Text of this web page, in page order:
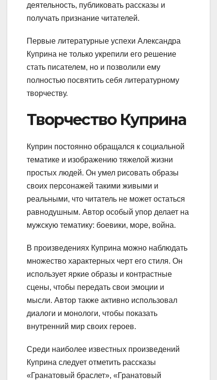
деятельность, публиковать рассказы и
получать признание читателей.
Первые литературные успехи Александра
Куприна не только укрепили его решение
стать писателем, но и позволили ему
полностью посвятить себя литературному
творчеству.
Творчество Куприна
Куприн постоянно обращался к социальной
тематике и изображению тяжелой жизни
простых людей. Он умел рисовать образы
своих персонажей такими живыми и
реальными, что читатель не может остаться
равнодушным. Автор особый упор делает на
мужскую тематику: боевики, море, война.
В произведениях Куприна можно наблюдать
множество характерных черт его стиля. Он
использует яркие образы и контрастные
сцены, чтобы передать свои эмоции и
мысли. Автор также активно использовал
диалоги и монологи, чтобы показать
внутренний мир своих героев.
Среди наиболее известных произведений
Куприна следует отметить рассказы
«Гранатовый браслет», «Гранатовый